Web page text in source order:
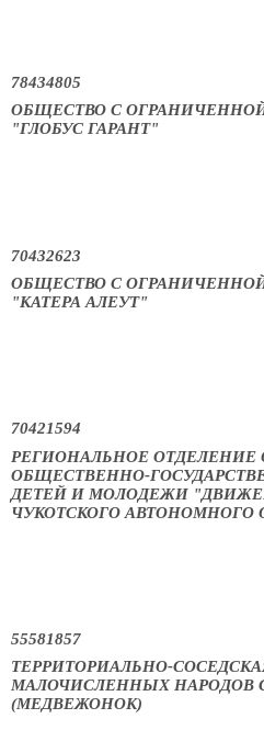
78434805
ОБЩЕСТВО С
"ГЛОБУС ГАРАНТ"
70432623
ОБЩЕСТВО С
"КАТЕРА АЛЕУТ"
70421594
РЕГИОНАЛЬНОЕ
ОБЩЕСТВЕННО-
ДЕТЕЙ И МОЛОДЕЖИ
ЧУКОТСКОГО АВТОНОМНОГО
55581857
ТЕРРИТОРИАЛЬНО-
МАЛОЧИСЛЕННЫХ НАРОДОВ
(МЕДВЕЖОНОК)